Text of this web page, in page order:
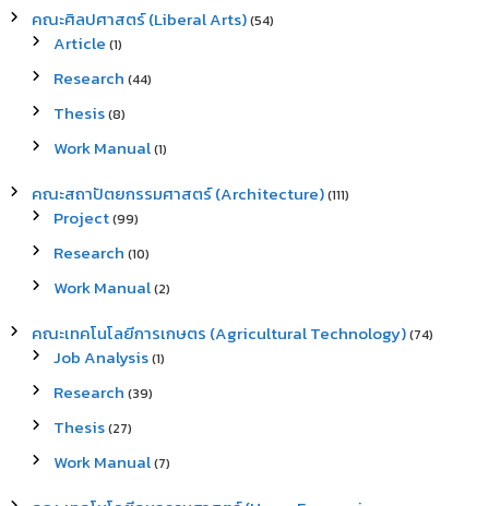
คณะศิลปศาสตร์ (Liberal Arts)(54)
Article (1)
Research (44)
Thesis(8)
Work Manual(1)
คณะสถาปัตยกรรมศาสตร์ (Architecture)(111)
Project(99)
Research (10)
Work Manual(2)
คณะเทคโนโลยีการเกษตร (Agricultural Technology)(74)
Job Analysis(1)
Research (39)
Thesis(27)
Work Manual(7)